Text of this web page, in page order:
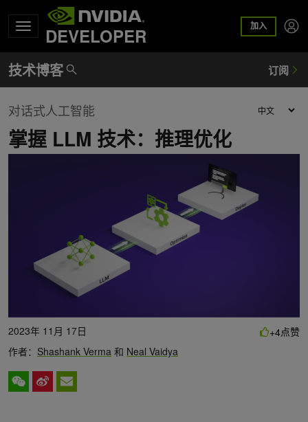
DEVELOPER 加入
对话式人工智能
掌握 LLM 技术：推理优化
2023年 11月 17日
作者： Shashank Verma 和 Neal Vaidya
+4点赞